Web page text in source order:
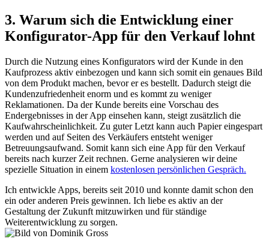
3. Warum sich die Entwicklung einer
Konfigurator-App für den Verkauf lohnt
Durch die Nutzung eines Konfigurators wird der Kunde in den
Kaufprozess aktiv einbezogen und kann sich somit ein genaues Bild
von dem Produkt machen, bevor er es bestellt. Dadurch steigt die
Kundenzufriedenheit enorm und es kommt zu weniger
Reklamationen. Da der Kunde bereits eine Vorschau des
Endergebnisses in der App einsehen kann, steigt zusätzlich die
Kaufwahrscheinlichkeit. Zu gu­ter Letzt kann auch Papier eingespart
werden und auf Seiten des Verkäufers entsteht weniger
Betreuungsaufwand. Somit kann sich eine App für den Verkauf
bereits nach kurzer Zeit rechnen. Gerne analysieren wir deine
spezielle Situation in einem kostenlosen persönlichen Gespräch.
Ich entwickle Apps, bereits seit 2010 und konnte damit schon den
ein oder anderen Preis gewinnen. Ich liebe es aktiv an der
Gestaltung der Zukunft mitzuwirken und für ständige
Weiterentwicklung zu sorgen.